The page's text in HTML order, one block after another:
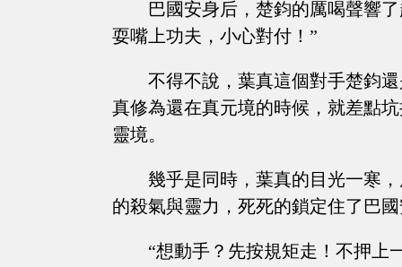
巴國安身后，楚鈞的厲喝聲響
耍嘴上功夫，小心對付！”
不得不說，葉真這個對手楚鈞
真修為還在真元境的時候，就差點
靈境。
幾乎是同時，葉真的目光一寒
的殺氣與靈力，死死的鎖定住了巴
“想動手？先按規矩走！不押上